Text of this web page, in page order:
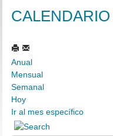
Anual
Mensual
Semanal
Hoy
Ir al mes específico